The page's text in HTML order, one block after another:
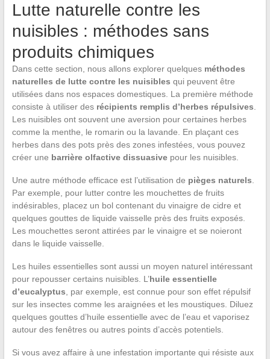
Lutte naturelle contre les
nuisibles : méthodes sans
produits chimiques
Dans cette section, nous allons explorer quelques méthodes
naturelles de lutte contre les nuisibles qui peuvent être
utilisées dans nos espaces domestiques. La première méthode
consiste à utiliser des récipients remplis d’herbes répulsives
Les nuisibles ont souvent une aversion pour certaines herbes
comme la menthe, le romarin ou la lavande. En plaçant ces
herbes dans des pots près des zones infestées, vous pouvez
créer une barrière olfactive dissuasivepour les nuisibles.
Une autre méthode efficace est l’utilisation de pièges naturels
Par exemple, pour lutter contre les mouchettes de fruits
indésirables, placez un bol contenant du vinaigre de cidre et
quelques gouttes de liquide vaisselle près des fruits exposés.
Les mouchettes seront attirées par le vinaigre et se noieront
dans le liquide vaisselle.
Les huiles essentielles sont aussi un moyen naturel intéressant
pour repousser certains nuisibles. L’huile essentielle
d’eucalyptus , par exemple, est connue pour son effet répulsif
sur les insectes comme les araignées et les moustiques. Diluez
quelques gouttes d’huile essentielle avec de l’eau et vaporisez
autour des fenêtres ou autres points d’accès potentiels.
Si vous avez affaire à une infestation importante qui résiste aux